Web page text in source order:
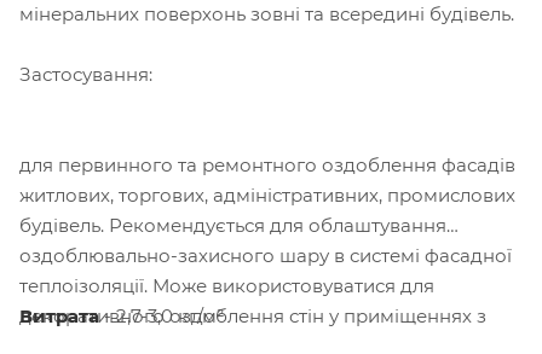
мінеральних поверхонь зовні та всередині будівель.
Застосування:
для первинного та ремонтного оздоблення фасадів
житлових, торгових, адміністративних, промислових
будівель. Рекомендується для облаштування
оздоблювально-захисного шару в системі фасадної
теплоізоляції. Може використовуватися для
декоративного оздоблення стін у приміщеннях з
Витрата- 2,7-3,0 кг/м²